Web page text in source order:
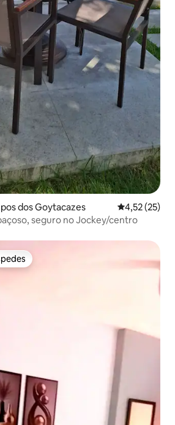
dos Goytacazes 4,52 de uma
4,52 (25)
seguro no Jockey/centro
dos hóspedes